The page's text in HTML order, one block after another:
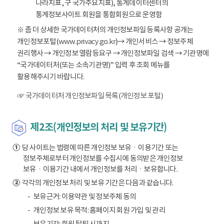
나라지표, 구 국가주요지표), 통계데이터센터의
통계정보사이트 회원을 통합회원으로 운영함
※ 좀 더 상세한 국가데이터처의 개인정보파일 등록사항 공개는
개인정보포털(www.privacy.go.kr)→ 개인서비스 → 정보주체
권리행사 → 개인정보 열람등요구 → 개인정보파일 검색 → 기관명에
“국가데이터처(또는 소속기관명)” 입력 후 조회 메뉴를
활용해주시기 바랍니다.
☞ 국가데이터처 개인정보파일 목록(개인정보 포털)
제2조(개인정보의 처리 및 보유기간)
①당 사이트는 법령에 따른 개인정보 보유ㆍ이용기간 또는
정보주체로부터 개인정보를 수집시에 동의받은 개인정보
보유ㆍ이용기간 내에서 개인정보를 처리ㆍ보유합니다.
②각각의 개인정보 처리 및 보유 기간은 다음과 같습니다.
보유근거: 이용약관 및 정보주체 동의
개인정보 보유 목적: 홈페이지 회원 가입 및 관리